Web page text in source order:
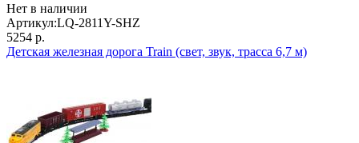
Нет в наличии
Артикул:LQ-2811Y-SHZ
5254 р.
Детская железная дорога Train (свет, звук, трасса 6,7 м)